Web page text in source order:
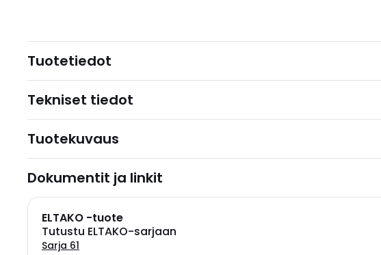
Tuotetiedot
Tekniset tiedot
Tuotekuvaus
Dokumentit ja linkit
ELTAKO -tuote
Tutustu ELTAKO-sarjaan
Sarja 61